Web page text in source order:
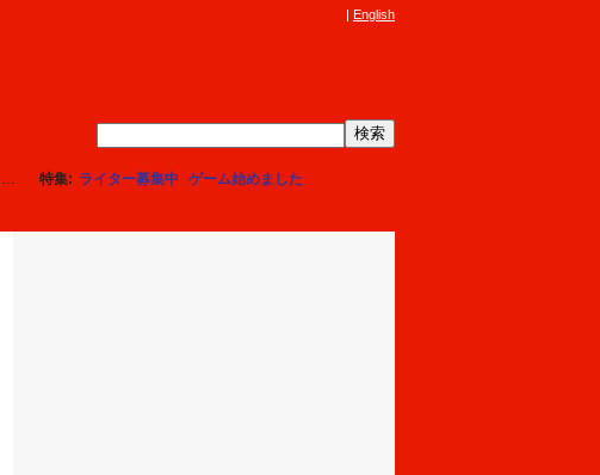
English
特集 ライター募集中 ゲーム始めました